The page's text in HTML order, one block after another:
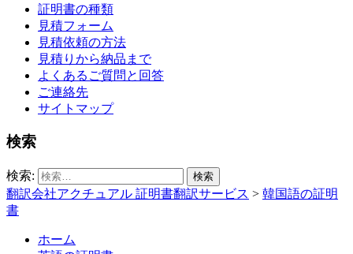
証明書の種類
見積フォーム
見積依頼の方法
見積りから納品まで
よくあるご質問と回答
ご連絡先
サイトマップ
検索
検索:
翻訳会社アクチュアル 証明書翻訳サービス > 韓国語の証明
書
ホーム